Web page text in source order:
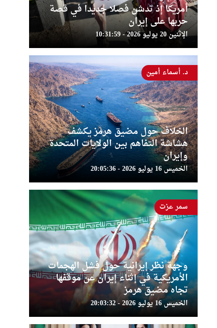
أمريكا إذ تدشن فصلا جديدا في قصة
حربها على إيران
الإثنين 20 يوليو 2026 - 10:31:59
الخلاف حول مضيق هرمز يكشف
هشاشة التفاهم بين الولايات المتحدة
وإيران
الخميس 16 يوليو 2026 - 20:05:36
د. أسماء أمين
وجهة نظر إيرانية حول فشل الهجمات
الأمريكية في إثناء إيران عن موقفها
تجاه مضيق هرمز
الخميس 16 يوليو 2026 - 20:03:32
سمر عزت